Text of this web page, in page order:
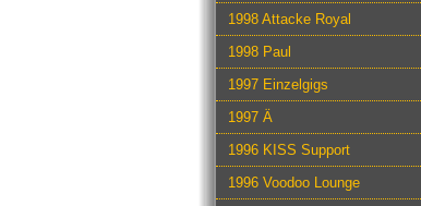
1998 Attacke Royal
1998 Paul
1997 Einzelgigs
1997 Ä
1996 KISS Support
1996 Voodoo Lounge